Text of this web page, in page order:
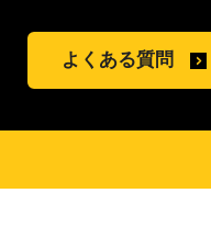
よくある質問